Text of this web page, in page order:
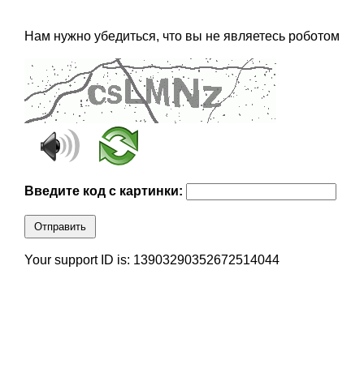
Нам нужно убедиться, что вы не являетесь роботом
Введите код с картинки:
Отправить
Your support ID is: 13903290352672514044